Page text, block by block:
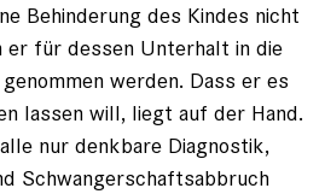
Behinderung des Kindes nicht
er für dessen Unterhalt in die
werden. Dass er es
lassen will, liegt auf der Hand.
nur denkbare Diagnostik,
Schwangerschaftsabbruch